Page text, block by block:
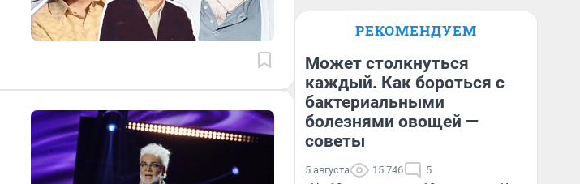
РЕКОМЕНДУЕМ
Может столкнуться
каждый. Как бороться с
бактериальными
болезнями овощей —
советы
5 августа 15 746 5